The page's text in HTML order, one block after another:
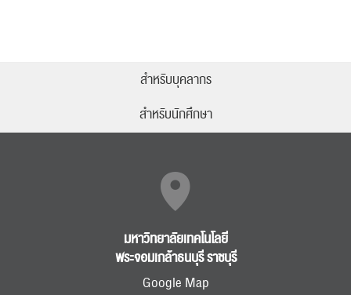
สำหรับบุคลากร
สำหรับนักศึกษา
มหาวิทยาลัยเทคโนโลยี
พระจอมเกล้าธนบุรี ราชบุรี
Google Map